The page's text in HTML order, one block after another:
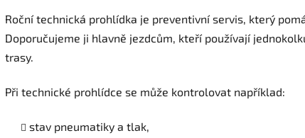
Roční technická prohlídka je preventivní servis, který
Doporučujeme ji hlavně jezdcům, kteří používají
trasy.
Při technické prohlídce se může kontrolovat například:
stav pneumatiky a tlak,